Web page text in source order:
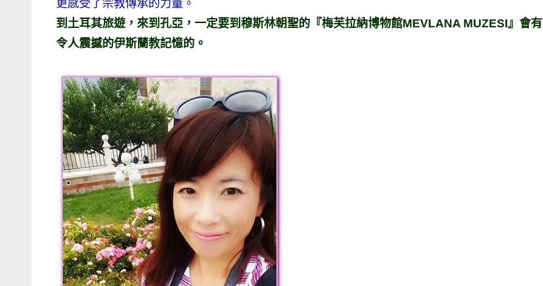
雜
誌
欄、
觀
光
局
合
作
達
人
對
象。
★
更感受了宗教傳承的力量。
到土耳其旅遊，來到孔亞，一定要到穆斯林朝聖的『梅芙拉納博物館MEVLANA MUZESI』會有
令人震撼的伊斯蘭教記憶的。